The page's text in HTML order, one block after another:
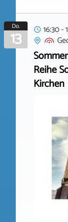
Do.
13
16:30 -
Reihe
Kirchen